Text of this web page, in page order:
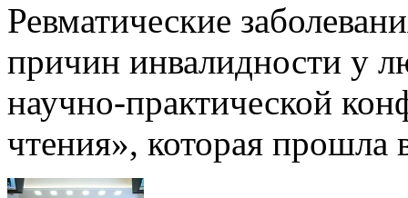
Ревматические
причин инвалидности у
научно-практической
чтения», которая прошла